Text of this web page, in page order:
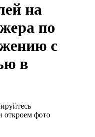
на
по
с
в
откроем фото